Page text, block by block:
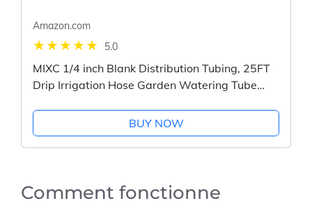
Amazon.com
5.0
MIXC 1/4 inch Blank Distribution Tubing, 25FT
Drip Irrigation Hose Garden Watering Tube
BUY NOW
Comment fonctionne